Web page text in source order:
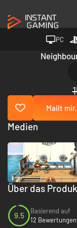
PC
Mailt
Über das
9.5
Basierend auf
12 Bewertungen
Medien